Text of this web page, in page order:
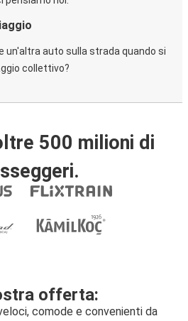
un'altra auto sulla strada quando si
collettivo?
500 milioni di
offerta:
comode e convenienti da